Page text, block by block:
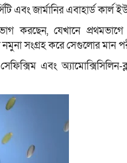
এবং জার্মানির এবাহার্ড
করছেন, যেখানে
সংগ্রহ করে সেগুলোর মান
এবং অ্যামোক্সিসিলিন-